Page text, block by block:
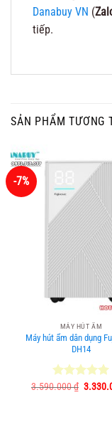
Danabuy VN (
tiếp.
SẢN PHẨM TƯƠNG
-7%
MÁY HÚT ẨM
Máy hút ẩm dân dụng
DH14
Được xếp
3.590.000₫ Giá